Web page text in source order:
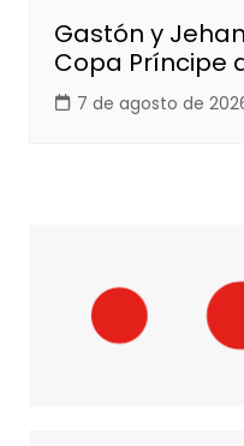
Gastón y
Copa Príncipe
7 de agosto de